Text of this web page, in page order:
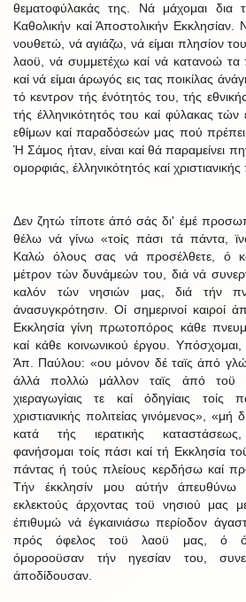
θεματοφύλακάς της. Νά μάχομαι δια
Καθολικήν καί Άποστολικήν Εκκλησίαν.
νουθετώ, νά αγιάζω, νά είμαι πλησίον
λαοϋ, νά συμμετέχω καί νά κατανοώ τα
καί νά είμαι άρωγός εις τας ποικίλας
τό κεντρον τής ένότητός του, τής
τής έλληνικότητός του καί φύλακας
εθίμων καί παραδόσεών μας πού
Ή Σάμος ήταν, είναι καί θά παραμείνει
ομορφιάς, έλληνικότητός καί χριστιανικής
Δεν ζητώ τίποτε άπό σάς δι' έμέ
θέλω νά γίνω «τοίς πάσι τά πάντα,
Καλώ όλους σας νά προσέλθετε, ό
μέτρον τών δυνάμεών του, διά νά
καλόν τών νησιών μας, διά τήν
άνασυγκρότησιν. Οί σημερινοί καιροί
Εκκλησία γίνη πρωτοπόρος κάθε
καί κάθε κοινωνικού έργου.
Άπ. Παύλου: «ου μόνον δέ ταϊς άπό
άλλά πολλώ μάλλον ταϊς άπό τοϋ
χιεραγωγίαις τε καί όδηγίαις τοίς
χριστιανικής πολιτείας γινόμενος», «μή
κατά τής ιερατικής
φανήσομαι τοίς πάσι καί τή Εκκλησία
πάντας ή τούς πλείους κερδήσω καί
Τήν έκκλησίν μου αύτήν άπευθύνω
εκλεκτούς άρχοντας τοϋ νησιού μας
έπιθυμώ νά έγκαινιάσω περίοδον
πρός όφελος τοϋ λαοϋ μας, ό
όμοροοϋσαν τήν ηγεσίαν του,
άποδίδουσαν.